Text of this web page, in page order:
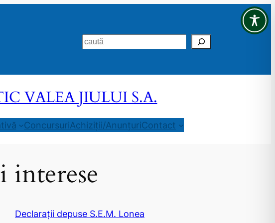
Search
VALEA JIULUI S.A.
ConcursuriAchiziții/AnunțuriContact
interese
Declarații depuse S.E.M. Lonea